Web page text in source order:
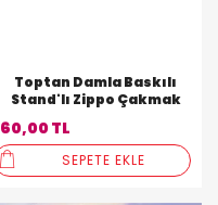
Toptan Damla Baskılı
Stand'lı Zippo Çakmak
60,00 TL
SEPETE EKLE